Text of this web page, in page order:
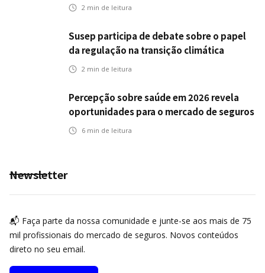
2 min de leitura
Susep participa de debate sobre o papel
da regulação na transição climática
2 min de leitura
Percepção sobre saúde em 2026 revela
oportunidades para o mercado de seguros
ampliar cobertura e prevenção
6 min de leitura
Newsletter
📬 Faça parte da nossa comunidade e junte-se aos mais de 75
mil profissionais do mercado de seguros. Novos conteúdos
direto no seu email.